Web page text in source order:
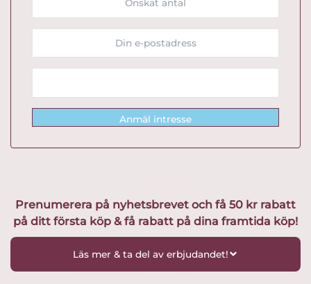
Anmäl intresse
Prenumerera på nyhetsbrevet och få 50 kr rabatt
på ditt första köp & få rabatt på dina framtida köp!
Läs mer & ta del av erbjudandet!